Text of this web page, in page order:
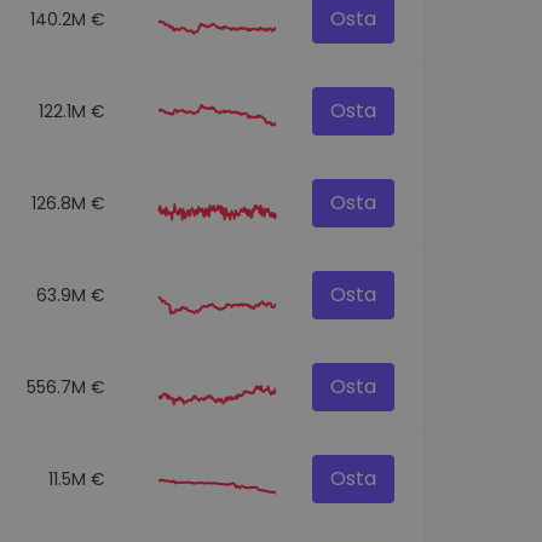
140.2M € Osta
122.1M € Osta
126.8M € Osta
63.9M € Osta
556.7M € Osta
11.5M € Osta